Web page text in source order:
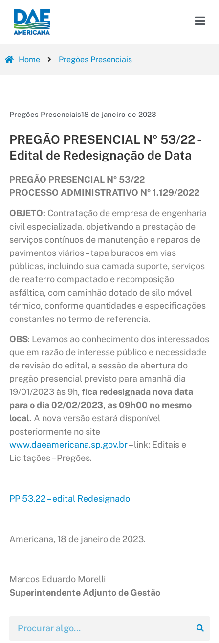
Home Pregões Presenciais
Pregões Presenciais18 de janeiro de 2023
PREGÃO PRESENCIAL Nº 53/22 -
Edital de Redesignação de Data
PREGÃO PRESENCIAL Nº 53/22
PROCESSO ADMINISTRATIVO Nº 1.129/2022
OBJETO: Contratação de empresa de engenharia
civil especializada, objetivando a prestação de
serviços contínuos de manutenção e reparos de
pavimentos viários – tapa buracos em vias
públicas, incluindo sua camada suporte, serviços
de reaterro compactado e recomposição
asfáltica, com caminhão dotado de silo móvel
térmico, conforme quantidades e especificações
constantes no termo de referencia.
OBS: Levamos ao conhecimento dos interessados
que em razão de interesse público e necessidade
de revisão do edital, a sessão de abertura do
pregão presencial previsto para amanhã dia
19/01/2023 às 9h, fica redesignada nova data
para o dia 02/02/2023, as 09h00 no mesmo
local. A nova versão estará disponível
posteriormente no site
www.daeamericana.sp.gov.br– link: Editais e
Licitações – Pregões.
PP 53.22 – edital Redesignado
Americana, 18 de janeiro de 2023.
Marcos Eduardo Morelli
Superintendente Adjunto de Gestão